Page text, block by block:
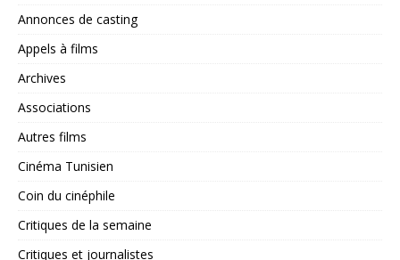
Annonces de casting
Appels à films
Archives
Associations
Autres films
Cinéma Tunisien
Coin du cinéphile
Critiques de la semaine
Critiques et journalistes